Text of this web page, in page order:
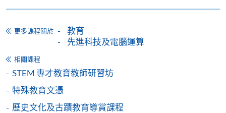
交下期學費的學員，提供網上服務，如學員就讀的課
網上支付可通過「繳費靈」(PPS) (不適用於手機)、
VISA 或 Mastercard、「微信支付」(Online WeChat
Pay) 、「支付寶」(Online Alipay) 或 「轉數快」(FPS)
更多課程關於
教育
先進科技及電腦運算
相關課程
STEM 專才教育教師研習坊
特殊教育文憑
歷史文化及古蹟教育導賞課程